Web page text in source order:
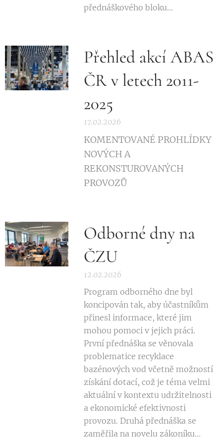
přednáškového bloku...
Přehled akcí ABAS
ČR v letech 2011-
2025
17.02.2026
KOMENTOVANÉ PROHLÍDKY
NOVÝCH A
REKONSTUROVANÝCH
PROVOZŮ
Odborné dny na
ČZU
12.02.2026
Program odborného dne byl
koncipován tak, aby účastníkům
přinesl informace, které jim
mohou pomoci v jejich práci.
První přednáška se věnovala
problematice recyklace
bazénových vod včetně možností
získání dotací, což je téma velmi
aktuální v kontextu udržitelnosti
a ekonomické efektivnosti
provozu. Druhá přednáška se
zaměřila na novelu zákoníku...